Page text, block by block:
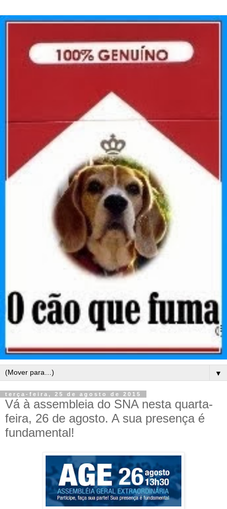
▼
terça-feira, 25 de agosto de 2015
Vá à assembleia do SNA nesta quarta-
feira, 26 de agosto. A sua presença é
fundamental!